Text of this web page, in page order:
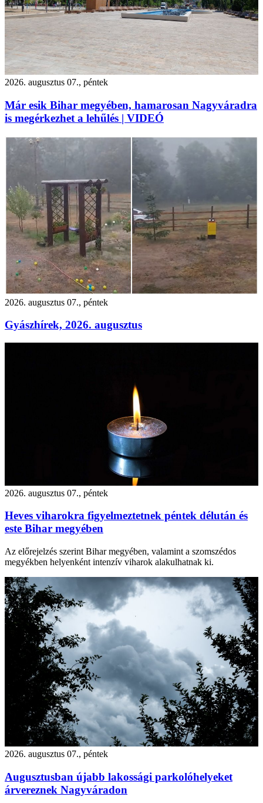
2026. augusztus 07., péntek
Már esik Bihar megyében, hamarosan Nagyváradra
is megérkezhet a lehűlés | VIDEÓ
2026. augusztus 07., péntek
Gyászhírek, 2026. augusztus
2026. augusztus 07., péntek
Heves viharokra figyelmeztetnek péntek délután és
este Bihar megyében
Az előrejelzés szerint Bihar megyében, valamint a szomszédos
megyékben helyenként intenzív viharok alakulhatnak ki.
2026. augusztus 07., péntek
Augusztusban újabb lakossági parkolóhelyeket
árvereznek Nagyváradon